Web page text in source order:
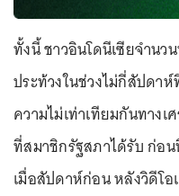
ทั้งนี้ ชาวอินโดนีเซียจำน
ประท้วงในช่วงไม่กี่สัปดา
ความไม่เท่าเทียมกันทาง
ที่สมาชิกรัฐสภาได้รับ ก่อ
เมื่อสัปดาห์ก่อน หลังวิดีโ